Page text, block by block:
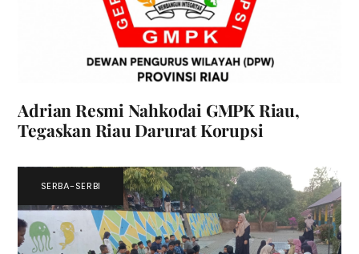
Adrian Resmi Nahkodai GMPK Riau,
Tegaskan Riau Darurat Korupsi
SERBA-SERBI